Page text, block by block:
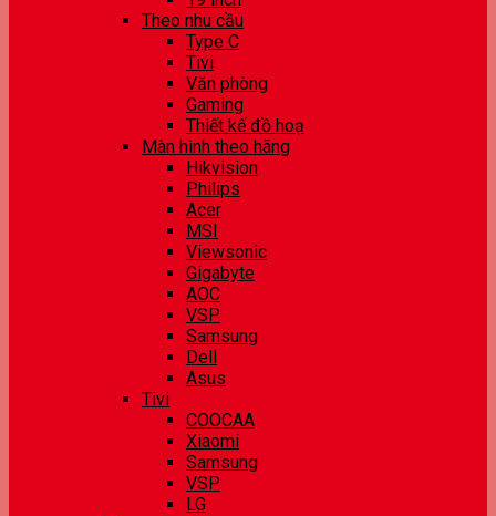
Theo nhu cầu
Type C
Tivi
Văn phòng
Gaming
Thiết kế đồ hoạ
Màn hình theo hãng
Hikvision
Philips
Acer
MSI
Viewsonic
Gigabyte
AOC
VSP
Samsung
Dell
Asus
Tivi
COOCAA
Xiaomi
Samsung
VSP
LG